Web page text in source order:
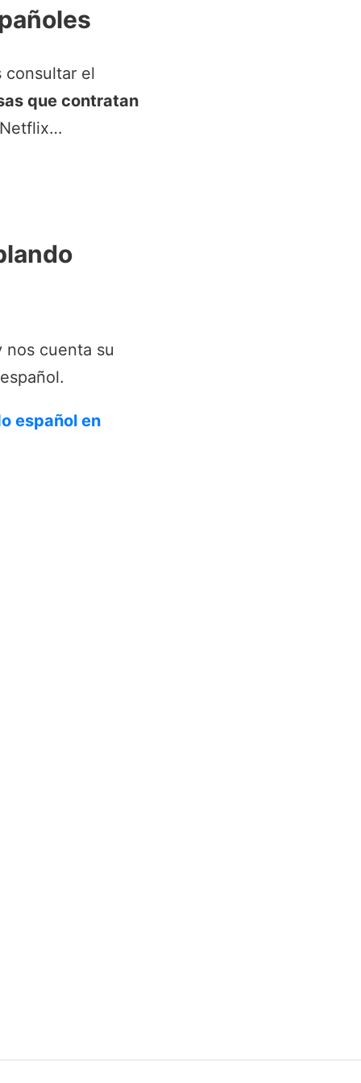
consultar el
que contratan
cuenta su
español en